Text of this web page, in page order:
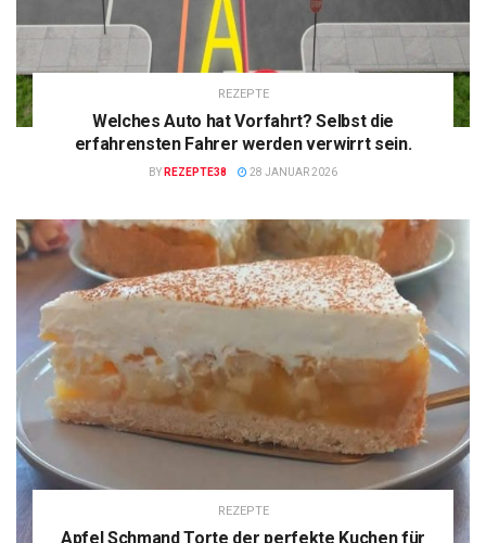
REZEPTE
Welches Auto hat Vorfahrt? Selbst die
erfahrensten Fahrer werden verwirrt sein.
BY REZEPTE38 28 JANUAR 2026
REZEPTE
Apfel Schmand Torte der perfekte Kuchen für